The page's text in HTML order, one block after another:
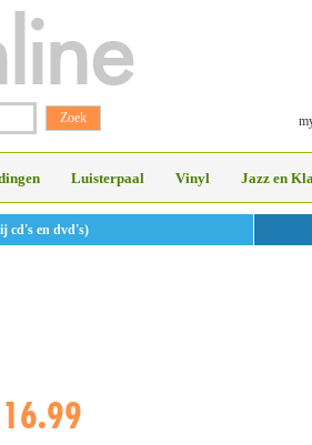
Luisterpaal Vinyl Jazz en
cd's en dvd's)